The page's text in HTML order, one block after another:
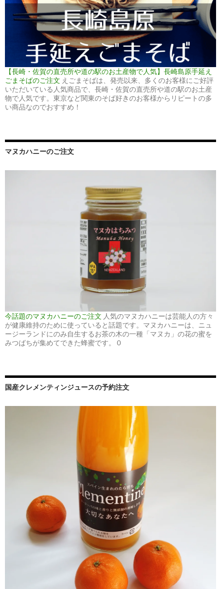
【長崎・佐賀の直売所や道の駅のお土産物で人気】長崎島原手延え
ごまそばのご注文 えごまそばは、発売以来、多くのお客様にご好評
いただいている人気商品で、長崎・佐賀の直売所や道の駅のお土産
物で人気です。東京など関東のそば好きのお客様からリピートの多
い商品なのでおすすめ！
マヌカハニーのご注文
今話題のマヌカハニーのご注文 人気のマヌカハニーは芸能人の方々
が健康維持のために使っていると話題です。マヌカハニーは、ニュ
ージーランドにのみ自生するお茶の木の一種「マヌカ」の花の蜜を
みつばちが集めてできた蜂蜜です。 0
国産クレメンティンジュースの予約注文